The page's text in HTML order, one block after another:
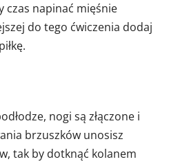
czas napinać mięśnie
do tego ćwiczenia dodaj
nogi są złączone i
brzuszków unosisz
tak by dotknąć kolanem